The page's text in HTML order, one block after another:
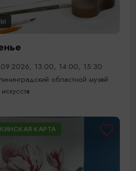
13:00, 14:00, 15:30
областной музей
КАРТА